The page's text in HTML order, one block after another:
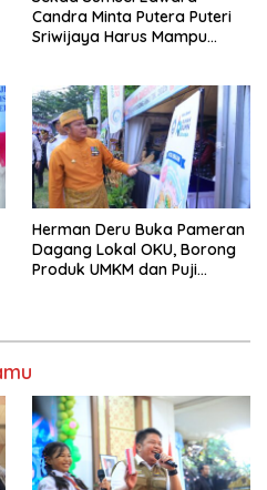
Candra Minta Putera Puteri
Sriwijaya Harus Mampu
Herman Deru Buka Pameran
Dagang Lokal OKU, Borong
Produk UMKM dan Puji